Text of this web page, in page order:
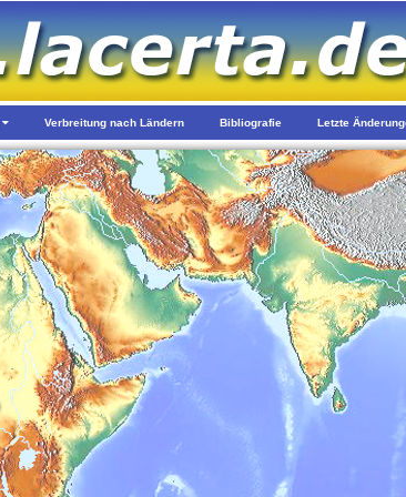
Verbreitung nach Ländern Bibliografie Letzte